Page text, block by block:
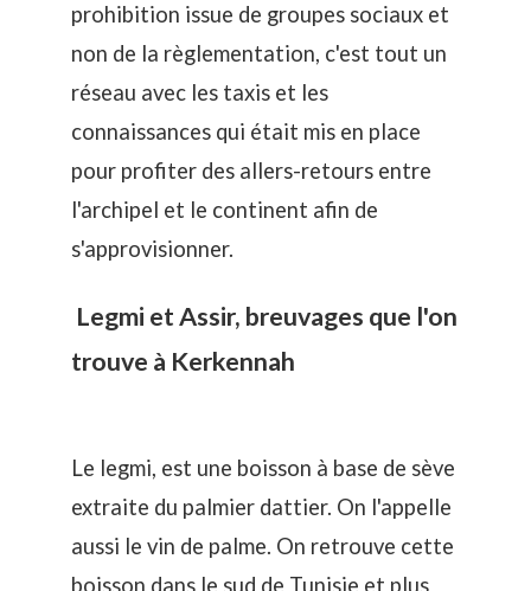
prohibition issue de groupes sociaux et
non de la règlementation, c'est tout un
réseau avec les taxis et les
connaissances qui était mis en place
pour profiter des allers-retours entre
l'archipel et le continent afin de
s'approvisionner.
Legmi et Assir, breuvages que l'on
trouve à Kerkennah
Le legmi, est une boisson à base de sève
extraite du palmier dattier. On l'appelle
aussi le vin de palme. On retrouve cette
boisson dans le sud de Tunisie et plus